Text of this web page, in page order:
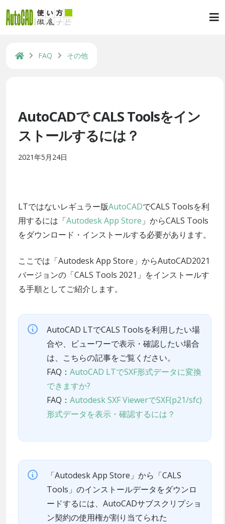
FAQ その他
AutoCADで CALS Toolsをイン
ストールするには？
2021年5月24日
LTではないレギュラー版AutoCADでCALS Toolsを利
用するには「Autodesk App Store」からCALS Tools
をダウンロード・インストールする必要があります。
ここでは「Autodesk App Store」からAutoCAD2021
バージョンの「CALS Tools 2021」をインストールす
る手順としてご紹介します。
AutoCAD LTでCALS Toolsを利用したい場
合や、ビューワーで表示・確認したい場合
は、こちらの記事をご覧ください。
FAQ： AutoCAD LTでSXF形式データに変換
できますか?
FAQ： Autodesk SXF ViewerでSXF(p21/sfc)
形式データを表示・確認するには？
「Autodesk App Store」から「CALS
Tools」のインストールデータをダウンロ
ードするには、AutoCADサブスクリプショ
ン契約の使用権が割り当てられた